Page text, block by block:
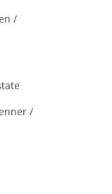
/
/